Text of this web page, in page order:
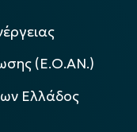
(Ε.Ο.ΑΝ.)
Ελλάδος